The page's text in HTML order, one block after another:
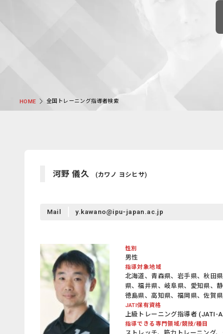
HOME 全国トレーニング指導者検索
河野 儀久 (カワノ ヨシヒサ)
Mail y.kawano@ipu-japan.ac.jp
性別
男性
指導対象地域
北海道、青森県、岩手県、秋田
県、福井県、岐阜県、愛知県、
徳島県、高知県、福岡県、佐賀
JATI保有資格
上級トレーニング指導者 (JATI-
指導できる専門領域/競技/種目